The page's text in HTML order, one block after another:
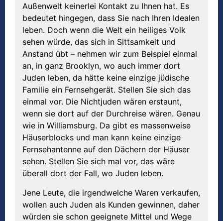
Außenwelt keinerlei Kontakt zu Ihnen hat. Es
bedeutet hingegen, dass Sie nach Ihren Idealen
leben. Doch wenn die Welt ein heiliges Volk
sehen würde, das sich in Sittsamkeit und
Anstand übt – nehmen wir zum Beispiel einmal
an, in ganz Brooklyn, wo auch immer dort
Juden leben, da hätte keine einzige jüdische
Familie ein Fernsehgerät. Stellen Sie sich das
einmal vor. Die Nichtjuden wären erstaunt,
wenn sie dort auf der Durchreise wären. Genau
wie in Williamsburg. Da gibt es massenweise
Häuserblocks und man kann keine einzige
Fernsehantenne auf den Dächern der Häuser
sehen. Stellen Sie sich mal vor, das wäre
überall dort der Fall, wo Juden leben.
Jene Leute, die irgendwelche Waren verkaufen,
wollen auch Juden als Kunden gewinnen, daher
würden sie schon geeignete Mittel und Wege